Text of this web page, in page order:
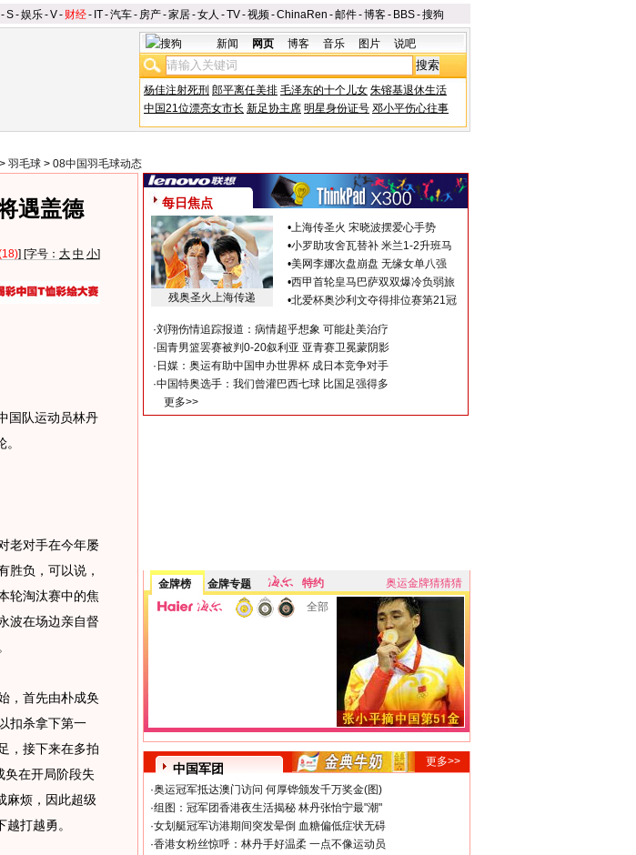
-S-娱乐-V- 财经- IT-汽车- 房产-家居-女人 -TV-视频-ChinaRen -邮件-博客- BBS-搜狗
新闻 网页 博客 音乐 图片 说吧
杨佳注射死刑 郎平离任美排 毛泽东的十个儿女 朱镕基退休生活
中国21位漂亮女市长 新足协主席 明星身份证号 邓小平伤心往事
> 羽毛球 > 08中国羽毛球动态
遇盖德
] [字号： 大 中 小]
国队运动员林丹
老对手在今年屡
胜负，可以说，
轮淘汰赛中的焦
波在场边亲自督
首先由朴成奂
扣杀拿下第一
，接下来在多拍
奂在开局阶段失
麻烦，因此超级
打越勇。
每日焦点
残奥圣火上海传递
•上海传圣火 宋晓波摆爱心手势
•小罗助攻舍瓦替补 米兰1-2升班马
•美网李娜次盘崩盘 无缘女单八强
•西甲首轮皇马巴萨双双爆冷负弱旅
•北爱杯奥沙利文夺得排位赛第21冠
·刘翔伤情追踪报道：病情超乎想象 可能赴美治疗
· 国青男篮罢赛被判0-20叙利亚 亚青赛卫冕蒙阴影
· 日媒：奥运有助中国申办世界杯 成日本竞争对手
·中国特奥选手：我们曾灌巴西七球 比国足强得多
更多>>
金牌榜 金牌专题 特约
奥运金牌猜猜猜
全部
中国军团
更多>>
·奥运冠军抵达澳门访问 何厚铧颁发千万奖金(图)
·组图：冠军团香港夜生活揭秘 林丹张怡宁最"潮"
·女划艇冠军访港期间突发晕倒 血糖偏低症状无碍
·香港女粉丝惊呼：林丹手好温柔 一点不像运动员